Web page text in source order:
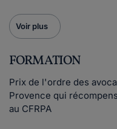
Voir plus
FORMATION
Prix de l'ordre des
Provence qui
au CFRPA